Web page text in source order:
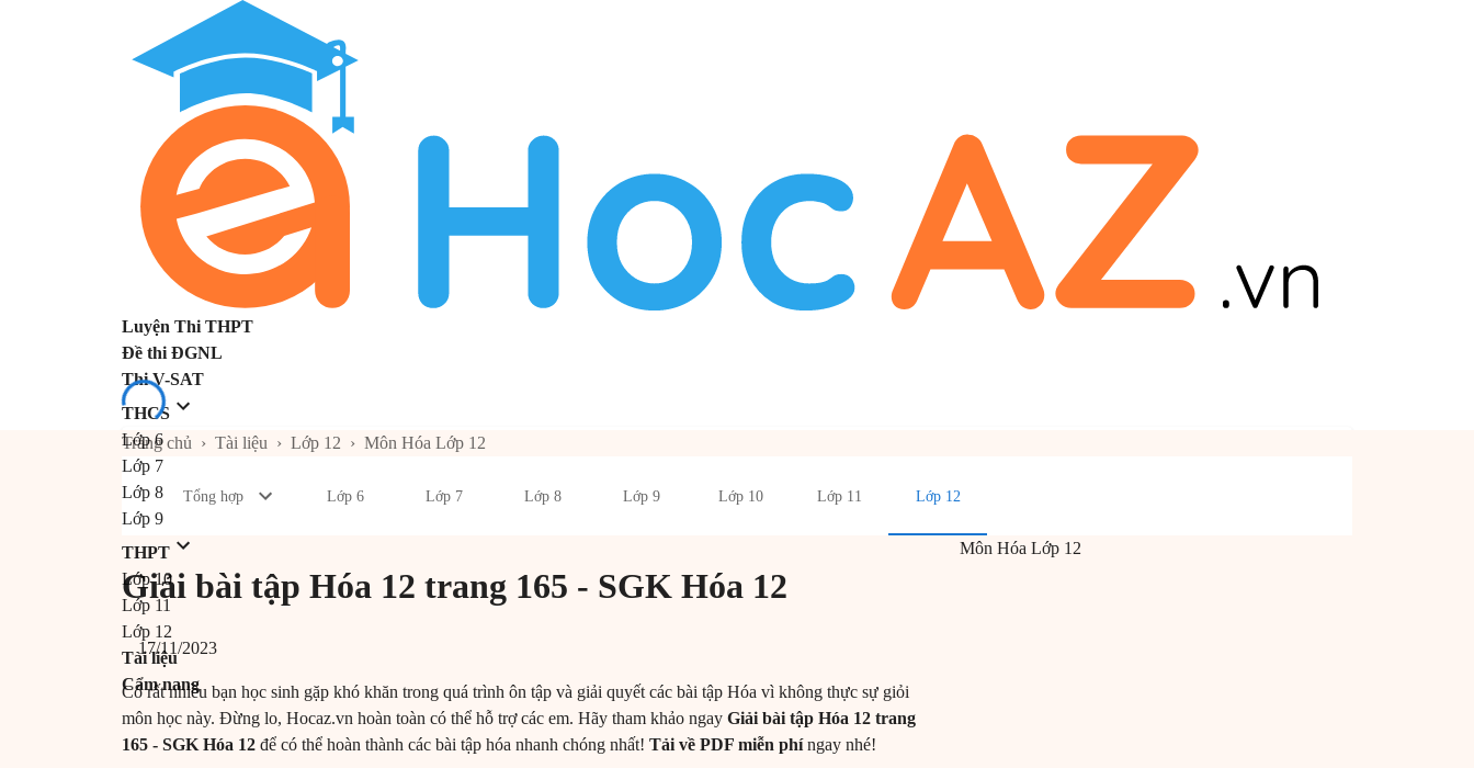
Luyện Thi THPT
Đề thi ĐGNL
Thi V-SAT
THCS
Lớp 6
Lớp 7
Lớp 8
Lớp 9
THPT
Lớp 10
Lớp 11
Lớp 12
Tài liệu
Cẩm nang
Trang chủ › Tài liệu › Lớp 12 › Môn Hóa Lớp 12
Tổng hợp Lớp 6 Lớp 7 Lớp 8 Lớp 9 Lớp 10 Lớp 11 Lớp 12
Giải bài tập Hóa 12 trang 165 - SGK Hóa 12
17/11/2023
Có rất nhiều bạn học sinh gặp khó khăn trong quá trình ôn tập và giải quyết các bài tập Hóa vì không thực sự giỏi
môn học này. Đừng lo, Hocaz.vn hoàn toàn có thể hỗ trợ các em. Hãy tham khảo ngay Giải bài tập Hóa 12 trang
165 - SGK Hóa 12 để có thể hoàn thành các bài tập hóa nhanh chóng nhất! Tải về PDF miễn phíngay nhé!
Môn Hóa Lớp 12